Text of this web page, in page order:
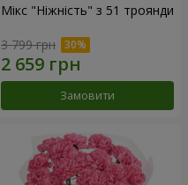
Мікс "Ніжність" з 51 троянди
3 799 грн
Замовити